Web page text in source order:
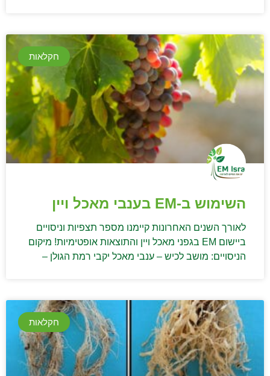
חקלאות
השימוש ב-EM בענבי מאכל ויין
לאורך השנים האחרונות קיימנו מספר תצפיות וניסויים
ביישום EM בגפני מאכל ויין והתוצאות אופטימיות! מיקום
הניסויים: מושב לכיש – ענבי מאכל יקבי רמת הגולן –
חקלאות